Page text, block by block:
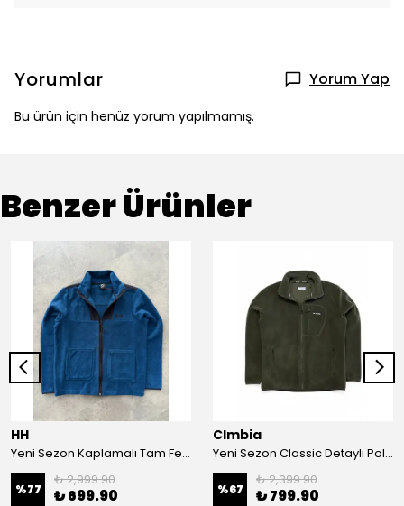
Yorumlar Yorum Yap
Bu ürün için henüz yorum yapılmamış.
Benzer Ürünler
HH
Yeni Sezon Kaplamalı Tam Fermuarlı Polar
%77
₺ 2,999.90
₺ 699.90
Clmbia
Yeni Sezon Classic Detaylı Polar Ceket
%67
₺ 2,399.90
₺ 799.90